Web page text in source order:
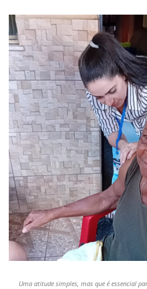
Uma atitude simples, mas que é essencial